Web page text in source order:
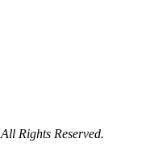
All Rights Reserved.